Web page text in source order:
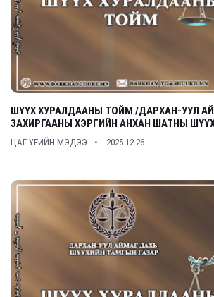
ШҮҮХ ХУРАЛДААНЫ ТОЙМ /ДАРХАН-УУЛ
ЗАХИРГААНЫ ХЭРГИЙН АНХАН ШАТНЫ
ЦАГ ҮЕИЙН МЭДЭЭ 2025-12-26